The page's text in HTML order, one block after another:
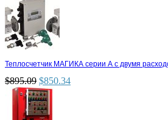
Теплосчетчик МАГИКА серии А с двумя
$895.09 $850.34